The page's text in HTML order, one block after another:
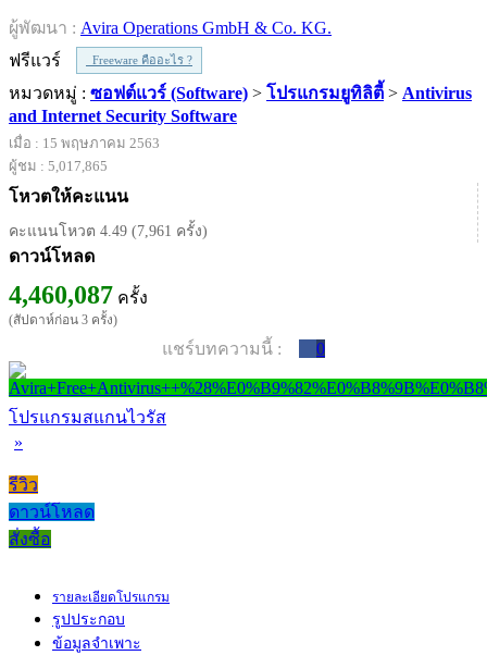
ผู้พัฒนา : Avira Operations GmbH & Co. KG.
ฟรีแวร์
Freeware คืออะไร ?
หมวดหมู่ : ซอฟต์แวร์ (Software) > โปรแกรมยูทิลิตี้ > Antivirus
and Internet Security Software
เมื่อ : 15 พฤษภาคม 2563
ผู้ชม : 5,017,865
โหวตให้คะแนน
คะแนนโหวต 4.49 (7,961 ครั้ง)
ดาวน์โหลด
4,460,087 ครั้ง
(สัปดาห์ก่อน 3 ครั้ง)
แชร์บทความนี้ : 0
โปรแกรมสแกนไวรัส
»
รีวิว
ดาวน์โหลด
สั่งซื้อ
รายละเอียดโปรแกรม
รูปประกอบ
ข้อมูลจำเพาะ